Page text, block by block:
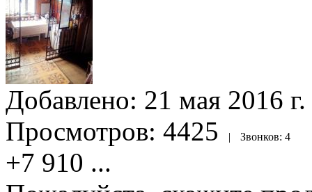
Добавлено: 21 мая 2016 г.
Просмотров: 4425 | Звонков: 4
+7 910 ...